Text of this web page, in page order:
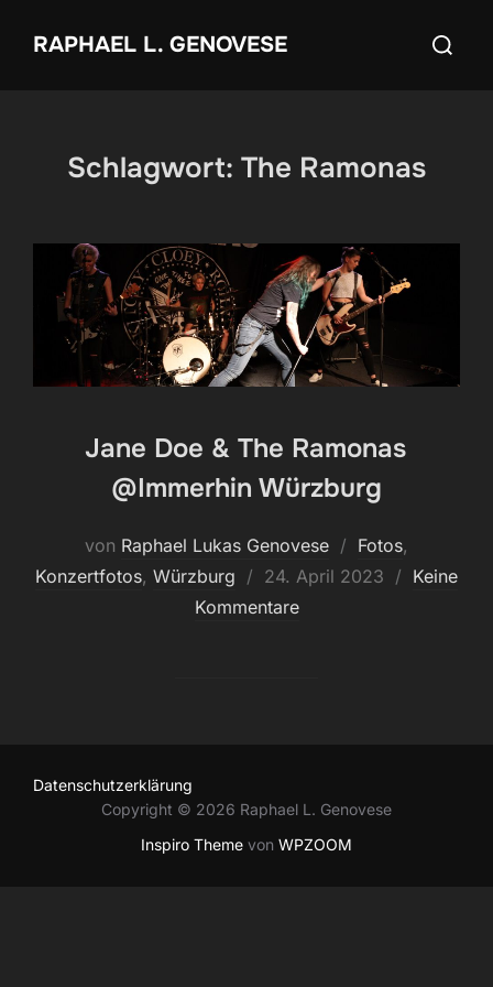
InhaltRAPHAEL L. GENOVESE
Suchen
Schlagwort: The Ramonas
Jane Doe & The Ramonas
@Immerhin Würzburg
von Raphael Lukas Genovese Fotos,
Konzertfotos, Würzburg
Veröffentlicht
am
24. April 2023
Keine
Kommentare
Datenschutzerklärung
Copyright © 2026 Raphael L. Genovese
Inspiro Theme von WPZOOM